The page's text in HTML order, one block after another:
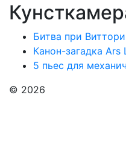
Битва при
Канон-загадка Ars
5 пьес для
© 2026